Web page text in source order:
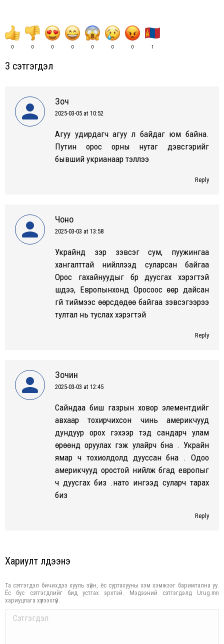
0 0 0 0 0 0 0 1
3 сэтгэгдэл
Зоч
says:
2025-03-05 at 10:52
Агуу удирдагч агуу л байдаг юм байна.
Путин орос орны нутаг дэвсгэрийг
бывший укрианаар тэллээ
Reply
Чоно
says:
2025-03-03 at 13:58
Украйнд зэр зэвсэг сум, пуужингаа
хангалттай нийлүүлээд суларсан байгаа
Орос гахайнуудыг бүүр дуусгах хэрэгтэй
шдээ, Европынхонд Оросоос өөр дайсан
үгүй тиймээс өөрсдөдөө байгаа зэвсэгээрээ
тултал нь туслах хэрэгтэй
Reply
Зочин
says:
2025-03-03 at 12:45
Сайндаа биш газрын ховор элементүүдийг
авхаар тохирчихсон чинь америкчууд
дундуур орох гэхээр тэд сандарч улам
өрөөнд оруулах гэж улайрч бна . Украйн
ямар ч тохиолдолд дууссан бна . Одоо
америкчууд оростой нийлж бгад европыг
ч дуусгах биз .нато ингээд суларч тарах
биз
Reply
Хариулт үлдээнэ үү
Та сэтгэгдэл бичихдээ хууль зүйн, ёс суртахууны хэм хэмжээг баримтална уу.
Ёс бус сэтгэгдлийг бид устгах эрхтэй. Мэдээний сэтгэгдэлд Urug.mn
хариуцлага хүлээхгүй.
Comment